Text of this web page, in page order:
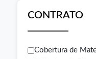
CONTRATO
Cobertura de